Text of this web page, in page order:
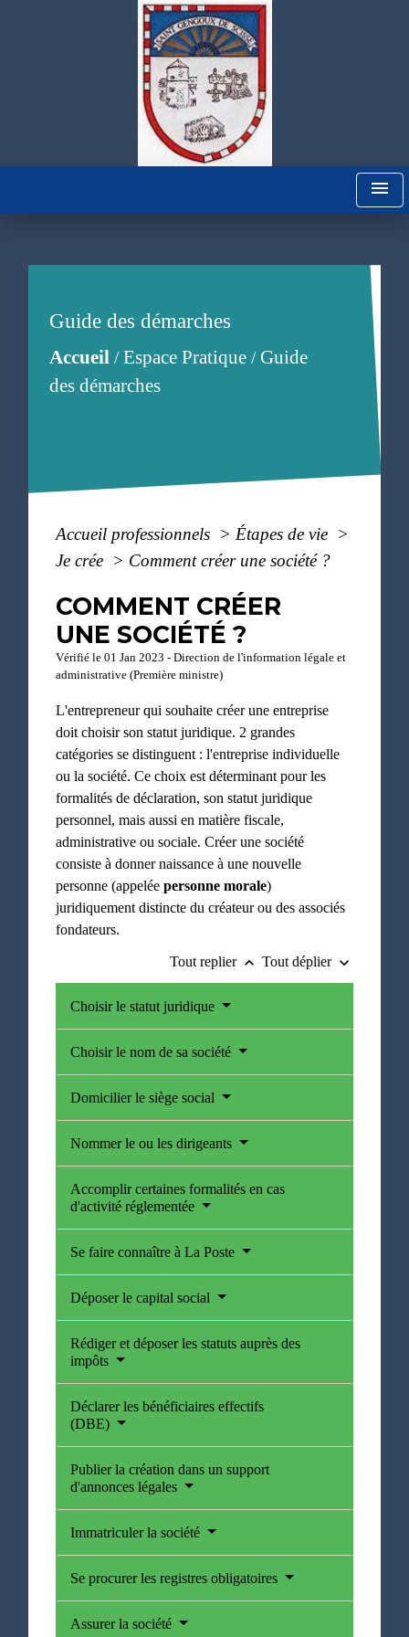
menu
Guide des démarches
Accueil/Espace Pratique/Guide
des démarches
Accueil professionnels > Étapes de vie >
Je crée > Comment créer une société ?
COMMENT CRÉER
UNE SOCIÉTÉ ?
Vérifié le 01 Jan 2023 - Direction de l'information légale et
administrative (Première ministre)
L'entrepreneur qui souhaite créer une entreprise
doit choisir son statut juridique. 2 grandes
catégories se distinguent : l'entreprise individuelle
ou la société. Ce choix est déterminant pour les
formalités de déclaration, son statut juridique
personnel, mais aussi en matière fiscale,
administrative ou sociale. Créer une société
consiste à donner naissance à une nouvelle
personne (appeléepersonne morale)
juridiquement distincte du créateur ou des associés
fondateurs.
Tout replier keyboard_arrow_up Tout déplier keyboard_arrow_down
Choisir le statut juridique
Choisir le nom de sa société
Domicilier le siège social
Nommer le ou les dirigeants
Accomplir certaines formalités en cas
d'activité réglementée
Se faire connaître à La Poste
Déposer le capital social
Rédiger et déposer les statuts auprès des
impôts
Déclarer les bénéficiaires effectifs
(DBE)
Publier la création dans un support
d'annonces légales
Immatriculer la société
Se procurer les registres obligatoires
Assurer la société